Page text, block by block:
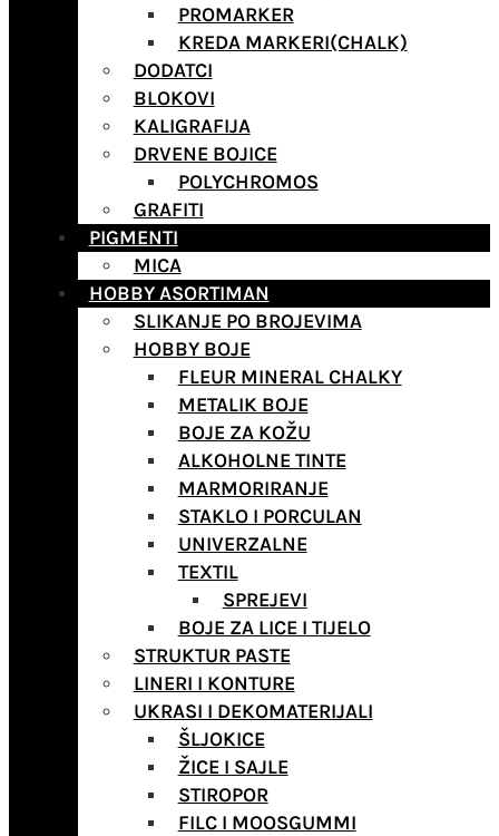
PROMARKER
KREDA MARKERI(CHALK)
DODATCI
BLOKOVI
KALIGRAFIJA
DRVENE BOJICE
POLYCHROMOS
GRAFITI
PIGMENTI
MICA
HOBBY ASORTIMAN
SLIKANJE PO BROJEVIMA
HOBBY BOJE
FLEUR MINERAL CHALKY
METALIK BOJE
BOJE ZA KOŽU
ALKOHOLNE TINTE
MARMORIRANJE
STAKLO I PORCULAN
UNIVERZALNE
TEXTIL
SPREJEVI
BOJE ZA LICE I TIJELO
STRUKTUR PASTE
LINERI I KONTURE
UKRASI I DEKOMATERIJALI
ŠLJOKICE
ŽICE I SAJLE
STIROPOR
FILC I MOOSGUMMI